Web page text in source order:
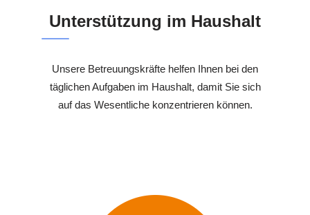
Unterstützung im Haushalt
Unsere Betreuungskräfte helfen Ihnen bei den
täglichen Aufgaben im Haushalt, damit Sie sich
auf das Wesentliche konzentrieren können.